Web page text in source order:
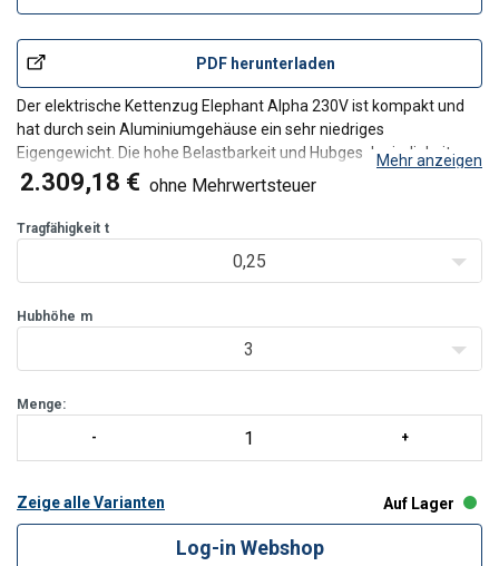
PDF herunterladen
Der elektrische Kettenzug Elephant Alpha 230V ist kompakt und
hat durch sein Aluminiumgehäuse ein sehr niedriges
Eigengewicht. Die hohe Belastbarkeit und Hubgeschwindigkeit
sorgen für eine problemlose Funktion und eine lange Lebensdauer.
Merkmale
Rutschkupplung gegen Überlastung
Mehr anzeigen
2.309,18 € ohne Mehrwertsteuer
Tragfähigkeit t
0,25
Hubhöhe m
3
Menge:
Zeige alle Varianten Auf Lager
Log-in Webshop